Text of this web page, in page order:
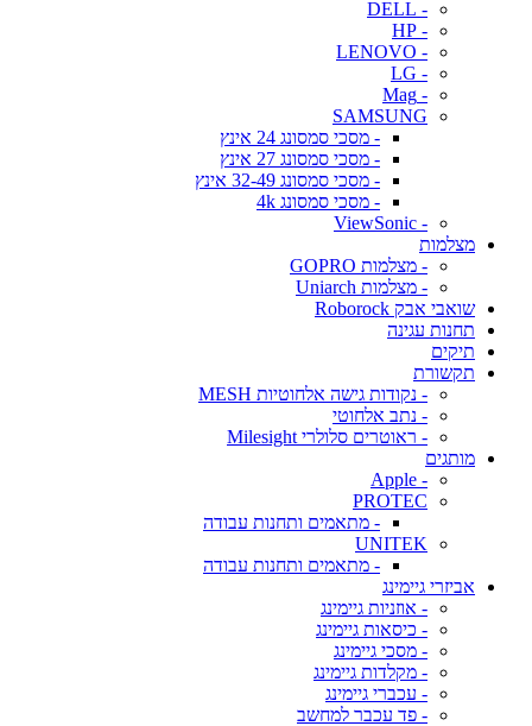
- DELL
- HP
- LENOVO
- LG
- Mag
SAMSUNG
- מסכי סמסונג 24 אינץ
- מסכי סמסונג 27 אינץ
- מסכי סמסונג 32-49 אינץ
- מסכי סמסונג 4k
- ViewSonic
מצלמות
- מצלמות GOPRO
- מצלמות Uniarch
שואבי אבק Roborock
תחנות עגינה
תיקים
תקשורת
- נקודות גישה אלחוטיות MESH
- נתב אלחוטי
- ראוטרים סלולרי Milesight
מותגים
- Apple
PROTEC
- מתאמים ותחנות עבודה
UNITEK
- מתאמים ותחנות עבודה
אביזרי גיימינג
- אוזניות גיימינג
- כיסאות גיימינג
- מסכי גיימינג
- מקלדות גיימינג
- עכברי גיימינג
- פד עכבר למחשב